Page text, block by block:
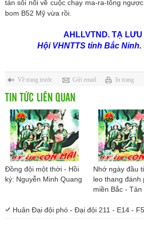
tán sôi nổi về cuộc chạy ma-ra-tông
bom B52 Mỹ vừa rồi.
AHLLVTND. TẠ LƯU
Hội VHNTTS tỉnh Bắc Ninh.
Về trang trước Gửi email In trang
TIN TỨC LIÊN QUAN
Đồng đội một thời - Hồi
ký: Nguyễn Minh Quang
Nhớ ngày đầu
leo thang đánh
miền Bắc - Tản
Huân Đại đội phó - Đại đội 211 - E14 -